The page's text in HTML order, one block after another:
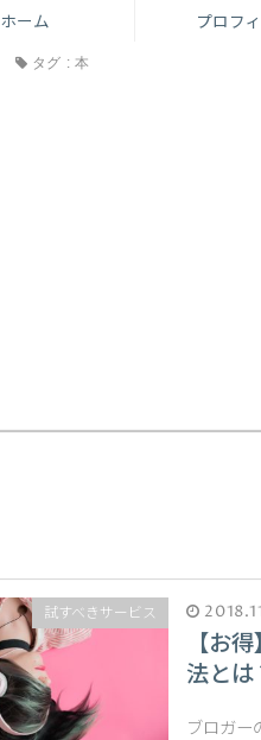
ホーム プロフ
タグ : 本
試すべきサービス
【お
法とは
ブロガー